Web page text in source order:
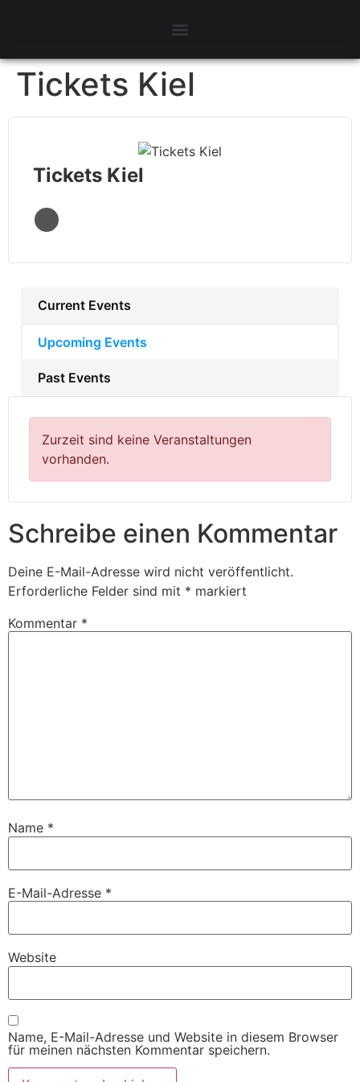
Tickets Kiel
Tickets Kiel
Current Events
Upcoming Events
Past Events
Zurzeit sind keine Veranstaltungen
vorhanden.
Schreibe einen Kommentar
Deine E-Mail-Adresse wird nicht veröffentlicht.
Erforderliche Felder sind mit * markiert
Kommentar *
Name *
E-Mail-Adresse *
Website
Name, E-Mail-Adresse und Website in diesem Browser
für meinen nächsten Kommentar speichern.